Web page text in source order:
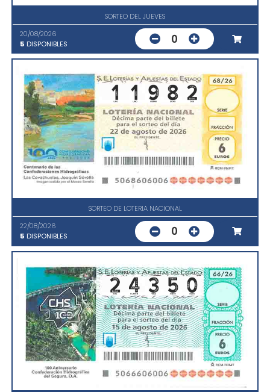
SORTEO DEL JUEVES
20/08/2026
5 DISPONIBLES 0
SORTEO DE LOTERIA NACIONAL
22/08/2026
5 DISPONIBLES 0